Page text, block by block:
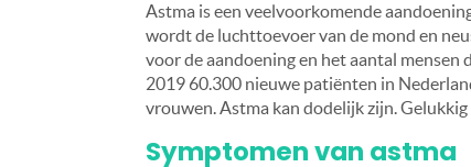
Astma is een veelvoorkomende
wordt de luchttoevoer van de mond en
voor de aandoening en het aantal mensen
2019 60.300 nieuwe patiënten in
vrouwen. Astma kan dodelijk zijn.
Symptomen van astma